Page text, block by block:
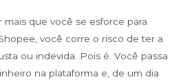
que você se esforce para
você corre o risco de ter a
ou indevida. Pois é. Você passa
na plataforma e, de um dia